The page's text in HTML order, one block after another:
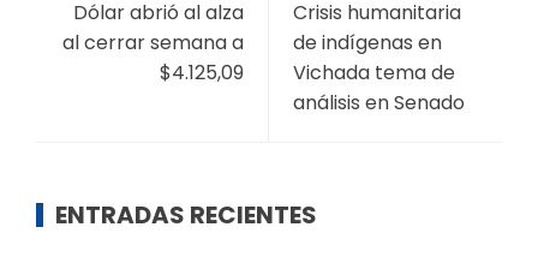
Dólar abrió al alza
al cerrar semana a
$4.125,09
Crisis humanitaria
de indígenas en
Vichada tema de
análisis en Senado
ENTRADAS RECIENTES